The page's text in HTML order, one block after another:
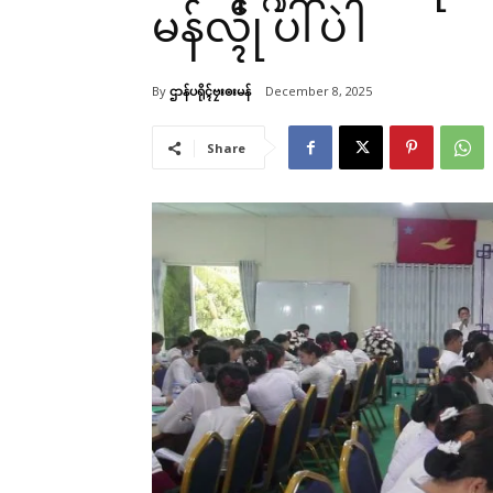
မန်လ္ၚဵု ပါ်ပဲါ
By ဌာန်ပရိုၚ်ဗၠးၜးမန် December 8, 2025
Share